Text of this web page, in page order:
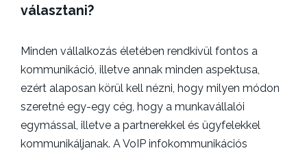
u
d
w
i
2
8
2
0
2
5
g
e
választani?
Minden vállalkozás életében rendkívül fontos a
kommunikáció, illetve annak minden aspektusa,
ezért alaposan körül kell nézni, hogy milyen módon
szeretné egy-egy cég, hogy a munkavállalói
egymással, illetve a partnerekkel és ügyfelekkel
kommunikáljanak. A VoIP infokommunikációs